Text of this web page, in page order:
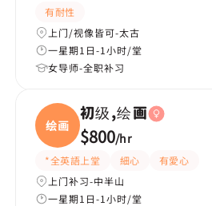
有耐性
上门/视像皆可-太古
一星期1日-1小时/堂
女导师-全职补习
绘画
初级,绘画
$800/hr
*全英語上堂 細心
有愛心
上门补习-中半山
一星期1日-1小时/堂